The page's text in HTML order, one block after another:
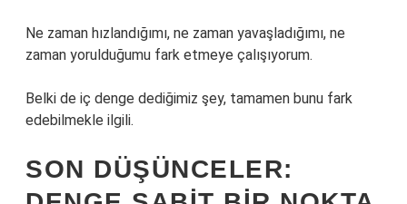
Ne zaman hızlandığımı, ne zaman yavaşladığımı, ne
zaman yorulduğumu fark etmeye çalışıyorum.
Belki de iç denge dediğimiz şey, tamamen bunu fark
edebilmekle ilgili.
SON DÜŞÜNCELER: